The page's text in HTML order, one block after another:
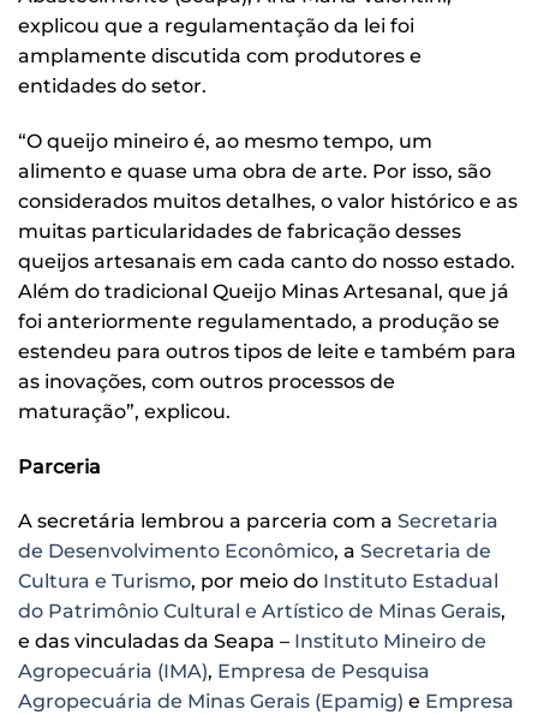
explicou que a regulamentação da lei foi
amplamente discutida com produtores e
entidades do setor.
“O queijo mineiro é, ao mesmo tempo, um
alimento e quase uma obra de arte. Por isso, são
considerados muitos detalhes, o valor histórico e as
muitas particularidades de fabricação desses
queijos artesanais em cada canto do nosso estado.
Além do tradicional Queijo Minas Artesanal, que já
foi anteriormente regulamentado, a produção se
estendeu para outros tipos de leite e também para
as inovações, com outros processos de
maturação”, explicou.
Parceria
A secretária lembrou a parceria com a Secretaria
de Desenvolvimento Econômico, a Secretaria de
Cultura e Turismo, por meio do Instituto Estadual
do Patrimônio Cultural e Artístico de Minas Gerais,
e das vinculadas da Seapa – Instituto Mineiro de
Agropecuária (IMA), Empresa de Pesquisa
Agropecuária de Minas Gerais (Epamig) e Empresa